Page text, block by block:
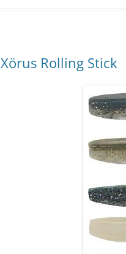
Xörus Rolling Stick